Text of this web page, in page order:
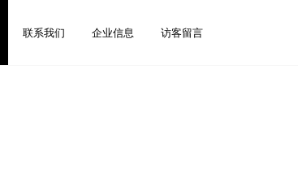
联系我们 企业信息 访客留言